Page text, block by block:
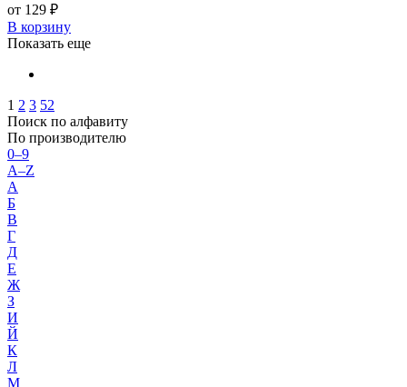
от 129 ₽
В корзину
Показать еще
1 2 3 52
Поиск по алфавиту
По производителю
0–9
A–Z
А
Б
В
Г
Д
Е
Ж
З
И
Й
К
Л
М